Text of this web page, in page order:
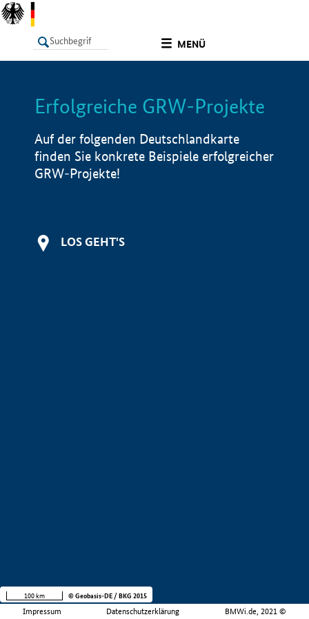
MENÜ
LISTE Info
Erfolgreiche GRW-Projekte
Auf der folgenden Deutschlandkarte
finden Sie konkrete Beispiele erfolgreicher
GRW-Projekte!
LOS GEHT'S
Impressum Datenschutzerklärung BMWi.de, 2021 ©
100 km © Geobasis-DE / BKG 2015